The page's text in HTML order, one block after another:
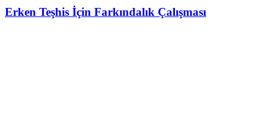
Erken Teşhis İçin Farkındalık Çalışması